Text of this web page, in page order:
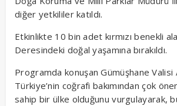
diğer yetkililer katıldı.
Etkinlikte 10 bin adet kırmızı benekli
Deresindeki doğal yaşamına bırakıldı.
Programda konuşan Gümüşhane Valisi
Türkiye’nin coğrafi bakımından çok
sahip bir ülke olduğunu vurgulayarak,